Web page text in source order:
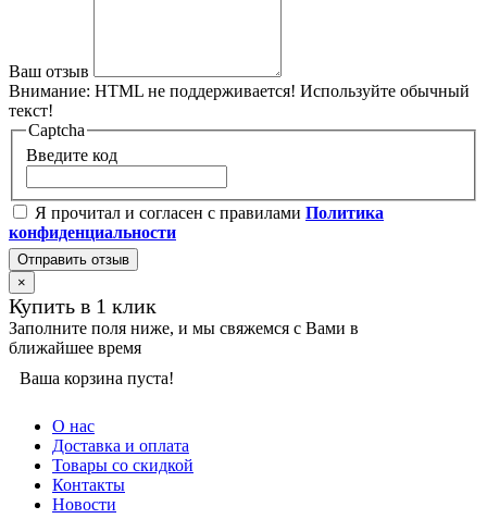
Ваш отзыв
Внимание: HTML не поддерживается! Используйте обычный
текст!
Captcha
Введите код
Я прочитал и согласен с правилами Политика
конфиденциальности
Отправить отзыв
×
Купить в 1 клик
Заполните поля ниже, и мы свяжемся с Вами в
ближайшее время
Ваша корзина пуста!
О нас
Доставка и оплата
Товары со скидкой
Контакты
Новости